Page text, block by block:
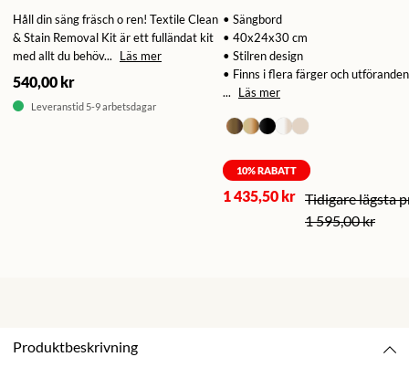
Håll din säng fräsch o ren! Textile Clean
& Stain Removal Kit är ett fulländat kit
med allt du behöv...
Läs mer
540,00 kr
Leveranstid 5-9 arbetsdagar
• Sängbord
• 40x24x30 cm
• Stilren design
• Finns i flera färger och utföranden
...
Läs mer
10% RABATT
1 435,50 kr
1 595,00 kr
Produktbeskrivning